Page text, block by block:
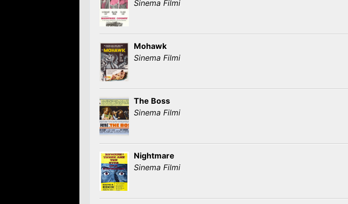
Sinema Filmi
Mohawk
Sinema Filmi
The Boss
Sinema Filmi
Nightmare
Sinema Filmi